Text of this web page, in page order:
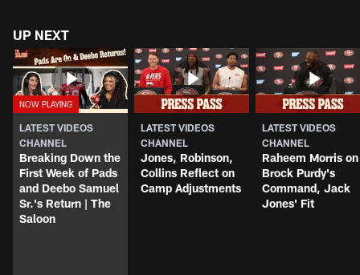
UP NEXT
LATEST VIDEOS
CHANNEL
Breaking Down the
First Week of Pads
and Deebo Samuel
Sr.'s Return | The
Saloon
LATEST VIDEOS
CHANNEL
Jones, Robinson,
Collins Reflect on
Camp Adjustments
LATEST VIDEOS
CHANNEL
Raheem Morris on
Brock Purdy's
Command, Jack
Jones' Fit